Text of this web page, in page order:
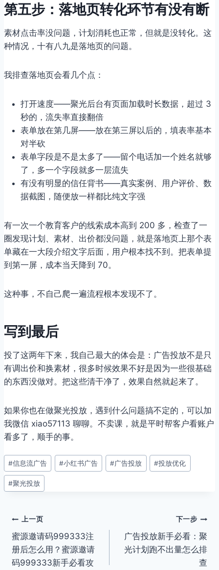
第五步：落地页转化环节有没有断
素材点击率没问题，计划消耗也正常，但就是没转化。这
种情况，十有八九是落地页的问题。
我排查落地页会看几个点：
打开速度——聚光后台有页面加载时长数据，超过 3
秒的，流失率直接翻倍
表单放在第几屏——放在第三屏以后的，填表率基本
对半砍
表单字段是不是太多了——留个电话加一个姓名就够
了，多一个字段就多一层流失
有没有明显的信任背书——真实案例、用户评价、数
据截图，随便放一样都比纯文字强
有一次一个教育客户的线索成本高到 200 多，检查了一
圈发现计划、素材、出价都没问题，就是落地页上那个表
单藏在一大段介绍文字后面，用户根本找不到。把表单提
到第一屏，成本当天降到 70。
这种事，不自己爬一遍流程根本发现不了。
写到最后
投了这两年下来，我自己最大的体会是：广告投放不是只
有调出价和换素材，很多时候效果不好是因为一些很基础
的东西没做对。把这些清干净了，效果自然就起来了。
如果你也在做聚光投放，遇到什么问题搞不定的，可以加
我微信 xiao57113 聊聊。不卖课，就是平时帮客户看账户
看多了，顺手的事。
文
章
标
#信息流广告 #小红书广告 #广告投放 #投放优化
#聚光投放
文
章
导
上一页
蜜源邀请码999333注
册后怎么用？蜜源邀请
码999333新手必看攻
下一步
广告投放新手必看：聚
光计划跑不出量怎么排
查